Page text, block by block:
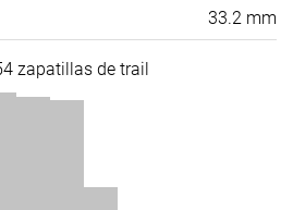
33.2 mm
zapatillas de trail